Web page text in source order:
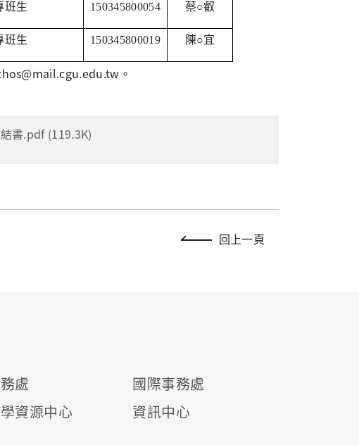
班生 150345800054 蔡○叡
班生 150345800019 陳○宜
。
書.pdf (119.3K)
回上一頁
處
國際事務處
資源中心
資訊中心